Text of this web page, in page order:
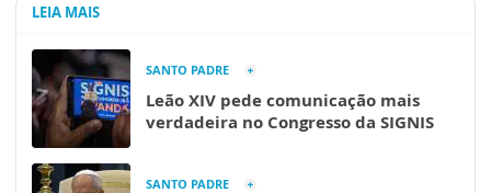
LEIA MAIS
SANTO PADRE
Leão XIV pede comunicação mais
verdadeira no Congresso da SIGNIS
SANTO PADRE